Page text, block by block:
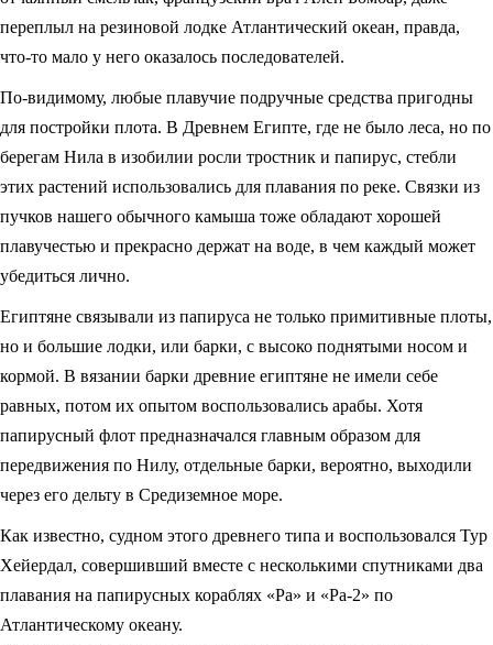
переплыл на резиновой лодке Атлантический океан, правда,
что-то мало у него оказалось последователей.
По-видимому, любые плавучие подручные средства пригодны
для постройки плота. В Древнем Египте, где не было леса, но по
берегам Нила в изобилии росли тростник и папирус, стебли
этих растений использовались для плавания по реке. Связки из
пучков нашего обычного камыша тоже обладают хорошей
плавучестью и прекрасно держат на воде, в чем каждый может
убедиться лично.
Египтяне связывали из папируса не только примитивные плоты,
но и большие лодки, или барки, с высоко поднятыми носом и
кормой. В вязании барки древние египтяне не имели себе
равных, потом их опытом воспользовались арабы. Хотя
папирусный флот предназначался главным образом для
передвижения по Нилу, отдельные барки, вероятно, выходили
через его дельту в Средиземное море.
Как известно, судном этого древнего типа и воспользовался Тур
Хейердал, совершивший вместе с несколькими спутниками два
плавания на папирусных кораблях «Ра» и «Ра-2» по
Атлантическому океану.